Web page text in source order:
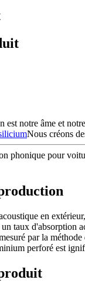
notre âme et
Nous créons
phonique pour
en
taux d'absorption
par la
perforé est